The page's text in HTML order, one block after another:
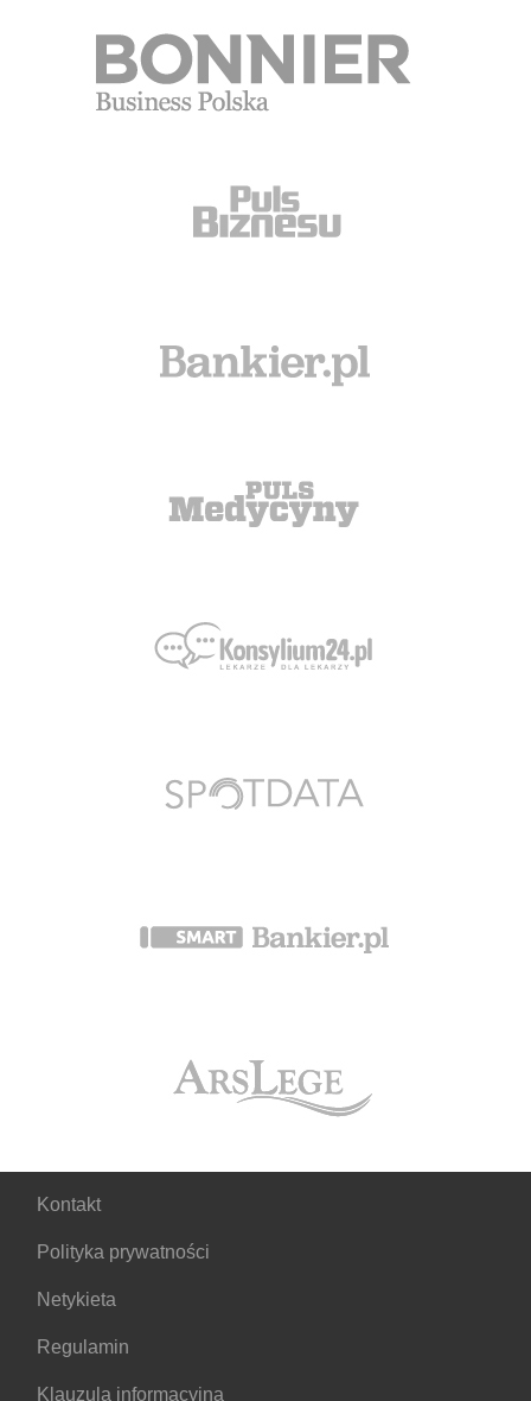
Kontakt
Polityka prywatności
Netykieta
Regulamin
Klauzula informacyjna